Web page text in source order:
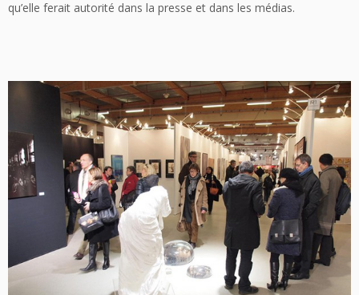
qu’elle ferait autorité dans la presse et dans les médias.